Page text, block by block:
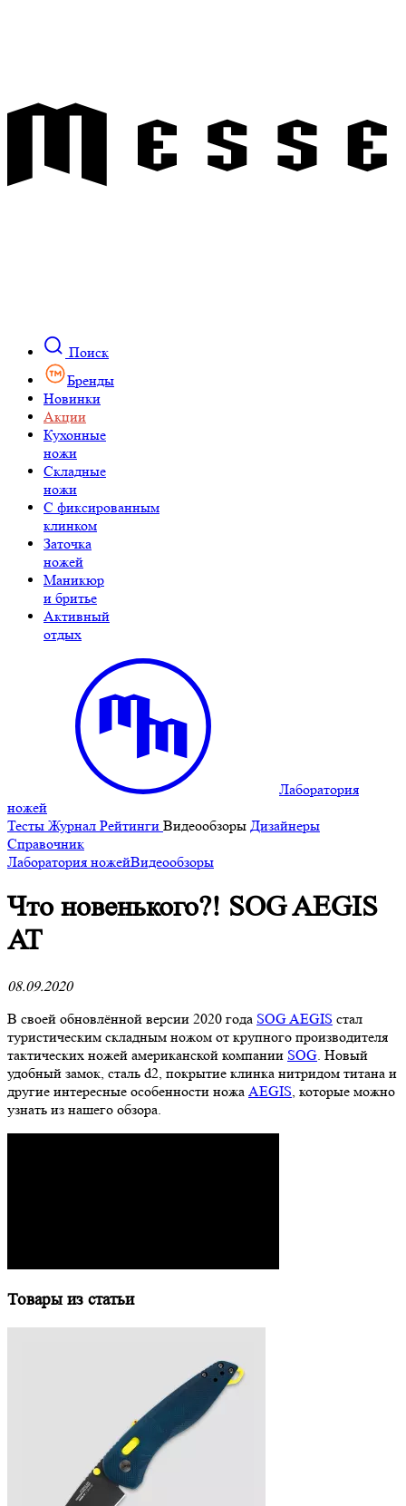
Поиск
Бренды
Новинки
Акции
Кухонные
ножи
Складные
ножи
C фиксированным
клинком
Заточка
ножей
Маникюр
и бритье
Активный
отдых
Лаборатория
ножей
Тесты Журнал Рейтинги Видеообзоры Дизайнеры
Справочник
Лаборатория ножейВидеообзоры
Что новенького?! SOG AEGIS
AT
08.09.2020
В своей обновлённой версии 2020 года SOG AEGIS стал
туристическим складным ножом от крупного производителя
тактических ножей американской компании SOG . Новый
удобный замок, сталь d2, покрытие клинка нитридом титана и
другие интересные особенности ножа AEGIS , которые можно
узнать из нашего обзора.
Товары из статьи